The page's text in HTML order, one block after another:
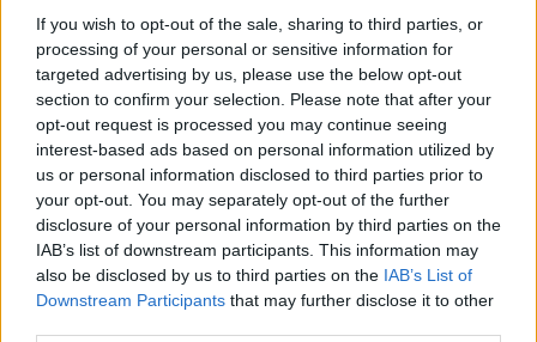
If you wish to opt-out of the sale, sharing to third parties, or
processing of your personal or sensitive information for
targeted advertising by us, please use the below opt-out
section to confirm your selection. Please note that after your
opt-out request is processed you may continue seeing
interest-based ads based on personal information utilized by
us or personal information disclosed to third parties prior to
your opt-out. You may separately opt-out of the further
disclosure of your personal information by third parties on the
IAB’s list of downstream participants. This information may
also be disclosed by us to third parties on the IAB’s List of
Downstream Participants that may further disclose it to other
contar con Pedri, Frenkie de Jong, Ronald Araujo,
Braithwaite, Sergi Roberto y tampoco con Ansu Fati, quien
sigue entrenando al margen por molestias en la rodilla
derecha. Dembélé tampoco entró en la convocatoria.
Betis: Bellerín no entrena y es duda
El Betis preparó este sábado su compromiso ante el Atlético
y sobre el césped no estuvo Héctor Bellerín. El lateral
trabajó en el gimnasio en una sesión en la que tampoco
estuvieron con el grupo Camarasa ni el lesionado de larga